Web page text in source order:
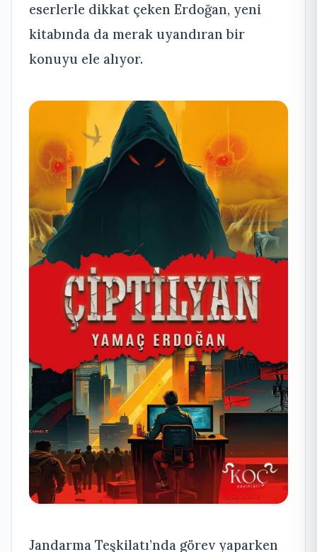
eserlerle dikkat çeken Erdoğan, yeni
kitabında da merak uyandıran bir
konuyu ele alıyor.
Jandarma Teşkilatı’nda görev yaparken